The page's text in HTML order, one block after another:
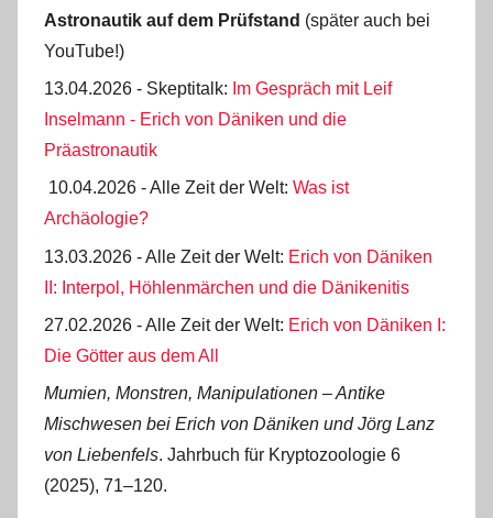
Astro­nautik auf dem Prüf­stand (später auch bei
YouTube!)
13.04.2026 - Skeptitalk: Im Gespräch mit Leif
Inselmann - Erich von Däniken und die
Präastronautik
10.04.2026 - Alle Zeit der Welt: Was ist
Archäologie?
13.03.2026 - Alle Zeit der Welt: Erich von Däniken
II: Interpol, Höhlenmärchen und die Dänikenitis
27.02.2026 - Alle Zeit der Welt: Erich von Däniken I:
Die Götter aus dem All
Mumien, Monstren, Manipulationen ‒ Antike
Mischwesen bei Erich von Däniken und Jörg Lanz
von Liebenfels. Jahrbuch für Kryptozoologie 6
(2025), 71‒120.